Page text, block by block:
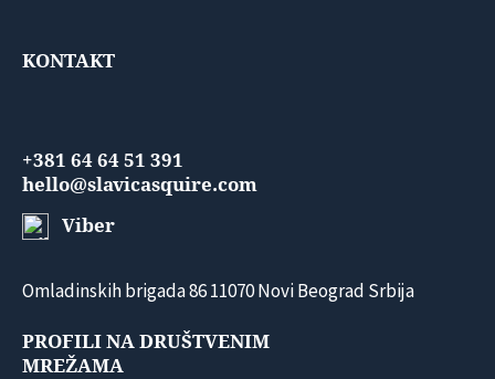
KONTAKT
+381 64 64 51 391
hello@slavicasquire.com
Viber
Omladinskih brigada 86 11070 Novi Beograd Srbija
PROFILI NA DRUŠTVENIM
MREŽAMA